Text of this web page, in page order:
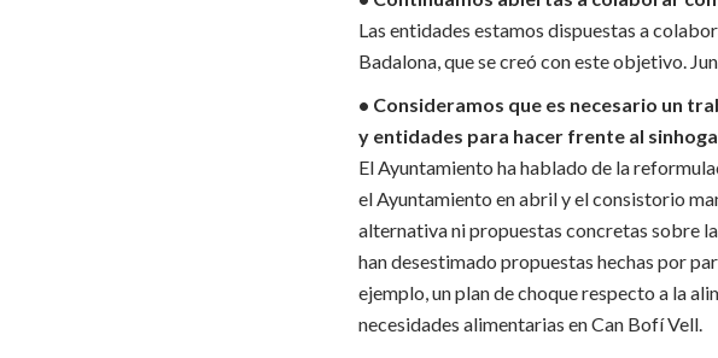
Las entidades estamos dispuestas a
Badalona, ​​que se creó con este objetivo.
• Consideramos que es necesario un
y entidades para hacer frente al
El Ayuntamiento ha hablado de la
el Ayuntamiento en abril y el consistorio
alternativa ni propuestas concretas sobre
han desestimado propuestas hechas por
ejemplo, un plan de choque respecto a la
necesidades alimentarias en Can Bofí Vell.